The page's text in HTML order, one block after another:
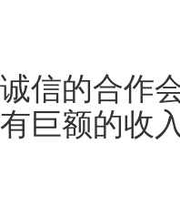
诚信的合作
有巨额的收